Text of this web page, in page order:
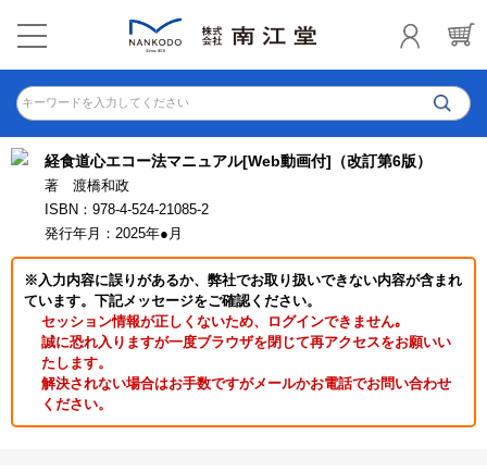
キーワードを入力してください
経食道心エコー法マニュアル[Web動画付]（改訂第6版）
著 渡橋和政
ISBN：978-4-524-21085-2
発行年月：2025年●月
※入力内容に誤りがあるか、弊社でお取り扱いできない内容が含まれ
ています。下記メッセージをご確認ください。
セッション情報が正しくないため、ログインできません｡
誠に恐れ入りますが一度ブラウザを閉じて再アクセスをお願いい
たします。
解決されない場合はお手数ですがメールかお電話でお問い合わせ
ください。